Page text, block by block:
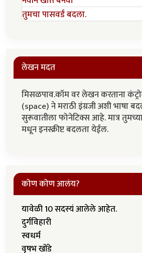
तुमचा पासवर्ड बदला.
लेखन मदत
मिसळपाव.कॉम वर लेखन करताना
(space) ने मराठी इंग्रजी अशी भाषा
सुरूवातीला फोनेटिक्स आहे. मात्र
मधून इनस्क्रीप्ट बदलता येईल.
कोण कोण आलंय?
यावेळी 10 सदस्यं आलेले आहेत.
दुर्गविहारी
स्वधर्म
वृषभ खोंडे